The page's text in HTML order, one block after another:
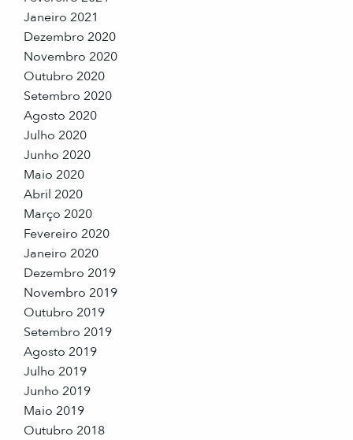
Janeiro 2021
Dezembro 2020
Novembro 2020
Outubro 2020
Setembro 2020
Agosto 2020
Julho 2020
Junho 2020
Maio 2020
Abril 2020
Março 2020
Fevereiro 2020
Janeiro 2020
Dezembro 2019
Novembro 2019
Outubro 2019
Setembro 2019
Agosto 2019
Julho 2019
Junho 2019
Maio 2019
Outubro 2018